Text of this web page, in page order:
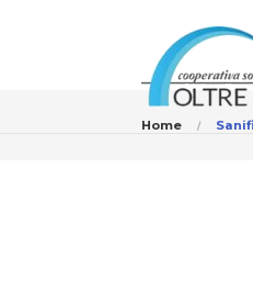
Home